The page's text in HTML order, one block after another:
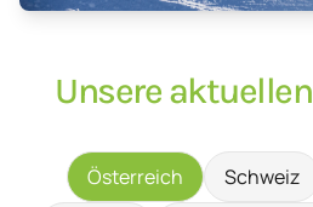
Unsere
Österreich Schweiz